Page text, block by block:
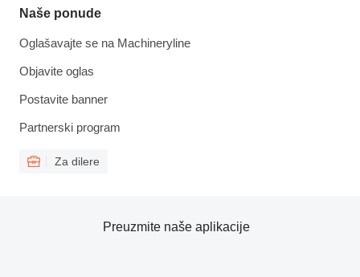
Naše ponude
Oglašavajte se na Machineryline
Objavite oglas
Postavite banner
Partnerski program
Za dilere
Preuzmite naše aplikacije